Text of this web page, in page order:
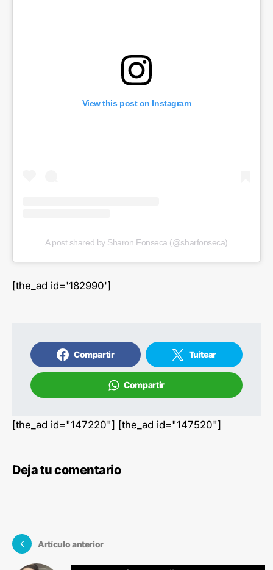
View this post on Instagram
A post shared by Sharon Fonseca (@sharfonseca)
[the_ad id='182990']
Compartir Tuitear
Compartir
[the_ad id="147220"] [the_ad id="147520"]
Deja tu comentario
Artículo anterior